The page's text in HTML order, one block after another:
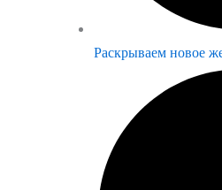
Раскрываем новое